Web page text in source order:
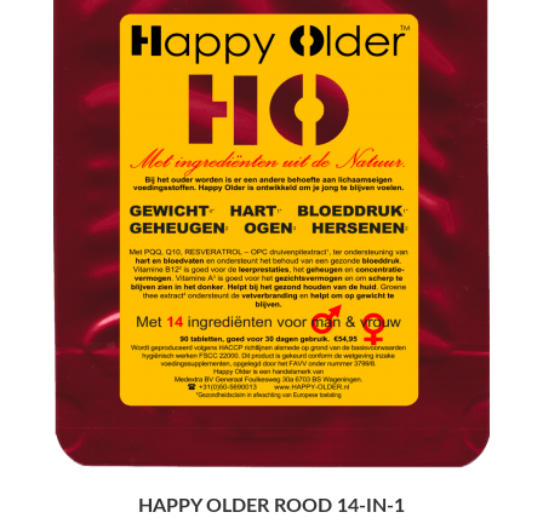
HAPPY OLDER ROOD 14-IN-1